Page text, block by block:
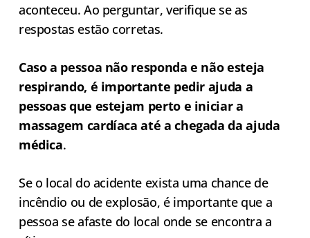
aconteceu. Ao perguntar, verifique se as
respostas estão corretas.
Caso a pessoa não responda e não esteja
respirando, é importante pedir ajuda a
pessoas que estejam perto e iniciar a
massagem cardíaca até a chegada da ajuda
médica.
Se o local do acidente exista uma chance de
incêndio ou de explosão, é importante que a
pessoa se afaste do local onde se encontra a